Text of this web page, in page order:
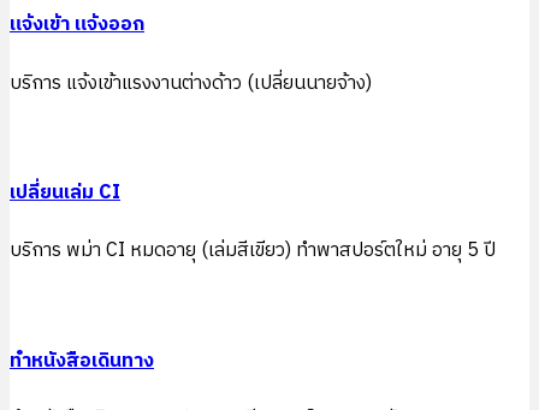
แจ้งเข้า แจ้งออก
บริการ แจ้งเข้าแรงงานต่างด้าว (เปลี่ยนนายจ้าง)
เปลี่ยนเล่ม CI
บริการ พม่า CI หมดอายุ (เล่มสีเขียว) ทำพาสปอร์ตใหม่ อายุ 5 ปี
ทำหนังสือเดินทาง